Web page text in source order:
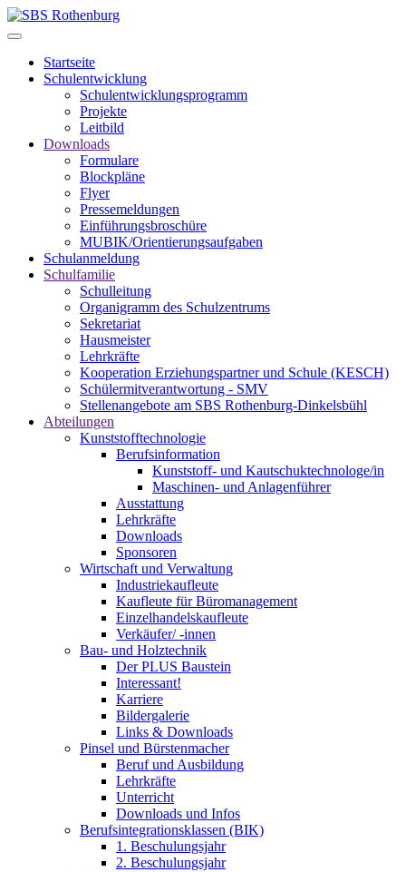
Startseite
Schulentwicklung
Schulentwicklungsprogramm
Projekte
Leitbild
Downloads
Formulare
Blockpläne
Flyer
Pressemeldungen
Einführungsbroschüre
MUBIK/Orientierungsaufgaben
Schulanmeldung
Schulfamilie
Schulleitung
Organigramm des Schulzentrums
Sekretariat
Hausmeister
Lehrkräfte
Kooperation Erziehungspartner und Schule (KESCH)
Schülermitverantwortung - SMV
Stellenangebote am SBS Rothenburg-Dinkelsbühl
Abteilungen
Kunststofftechnologie
Berufsinformation
Kunststoff- und Kautschuktechnologe/in
Maschinen- und Anlagenführer
Ausstattung
Lehrkräfte
Downloads
Sponsoren
Wirtschaft und Verwaltung
Industriekaufleute
Kaufleute für Büromanagement
Einzelhandelskaufleute
Verkäufer/ -innen
Bau- und Holztechnik
Der PLUS Baustein
Interessant!
Karriere
Bildergalerie
Links & Downloads
Pinsel und Bürstenmacher
Beruf und Ausbildung
Lehrkräfte
Unterricht
Downloads und Infos
Berufsintegrationsklassen (BIK)
1. Beschulungsjahr
2. Beschulungsjahr